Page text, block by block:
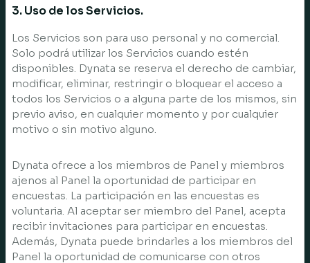
3. Uso de los Servicios.
Los Servicios son para uso personal y no comercial.
Solo podrá utilizar los Servicios cuando estén
disponibles. Dynata se reserva el derecho de cambiar,
modificar, eliminar, restringir o bloquear el acceso a
todos los Servicios o a alguna parte de los mismos, sin
previo aviso, en cualquier momento y por cualquier
motivo o sin motivo alguno.
Dynata ofrece a los miembros de Panel y miembros
ajenos al Panel la oportunidad de participar en
encuestas. La participación en las encuestas es
voluntaria. Al aceptar ser miembro del Panel, acepta
recibir invitaciones para participar en encuestas.
Además, Dynata puede brindarles a los miembros del
Panel la oportunidad de comunicarse con otros